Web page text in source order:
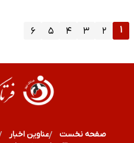
۱ ۲ ۳ ۴ ۵ ۶
صفحه نخست عناوین اخبار